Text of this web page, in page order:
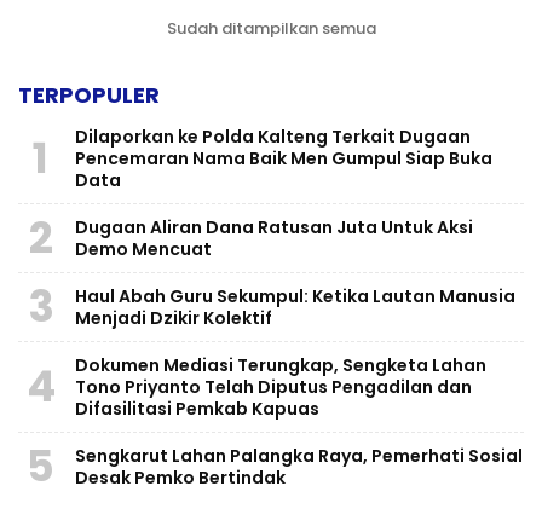
Sudah ditampilkan semua
TERPOPULER
1
Dilaporkan ke Polda Kalteng Terkait Dugaan
Pencemaran Nama Baik Men Gumpul Siap Buka
Data
2
Dugaan Aliran Dana Ratusan Juta Untuk Aksi
Demo Mencuat
3
Haul Abah Guru Sekumpul: Ketika Lautan Manusia
Menjadi Dzikir Kolektif
4
​Dokumen Mediasi Terungkap, Sengketa Lahan
Tono Priyanto Telah Diputus Pengadilan dan
Difasilitasi Pemkab Kapuas
5
Sengkarut Lahan Palangka Raya, Pemerhati Sosial
Desak Pemko Bertindak